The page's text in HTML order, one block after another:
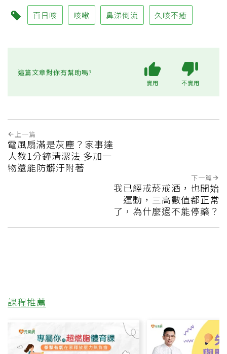
百日咳 咳嗽 鼻涕倒流 久咳不癒
這篇文章對你有幫助嗎?
實用 不實用
上一篇
電風扇滿是灰塵？家事達
人教1分鐘清潔法 多加一
物還能防髒汙附著
下一篇
我已經戒菸戒酒，也開始
運動，三高數值都正常
了，為什麼還不能停藥？
課程推薦